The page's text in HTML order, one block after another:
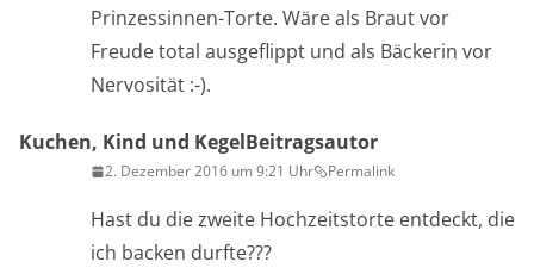
Prinzessinnen-Torte. Wäre als Braut vor
Freude total ausgeflippt und als Bäckerin vor
Nervosität :-).
Kuchen, Kind und KegelBeitragsautor
2. Dezember 2016 um 9:21 Uhr Permalink
Hast du die zweite Hochzeitstorte entdeckt, die
ich backen durfte???